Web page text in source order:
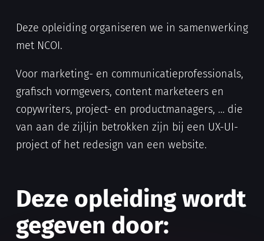
Deze opleiding organiseren we in samenwerking
met NCOI.
Voor marketing- en communicatieprofessionals,
grafisch vormgevers, content marketeers en
copywriters, project- en productmanagers, … die
van aan de zijlijn betrokken zijn bij een UX-UI-
project of het redesign van een website.
Deze opleiding wordt
gegeven door: